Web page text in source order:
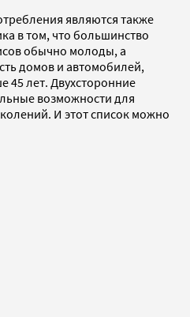
являются также
в том, что большинство
обычно молоды, а
домов и автомобилей,
45 лет. Двухсторонние
возможности для
И этот список можно